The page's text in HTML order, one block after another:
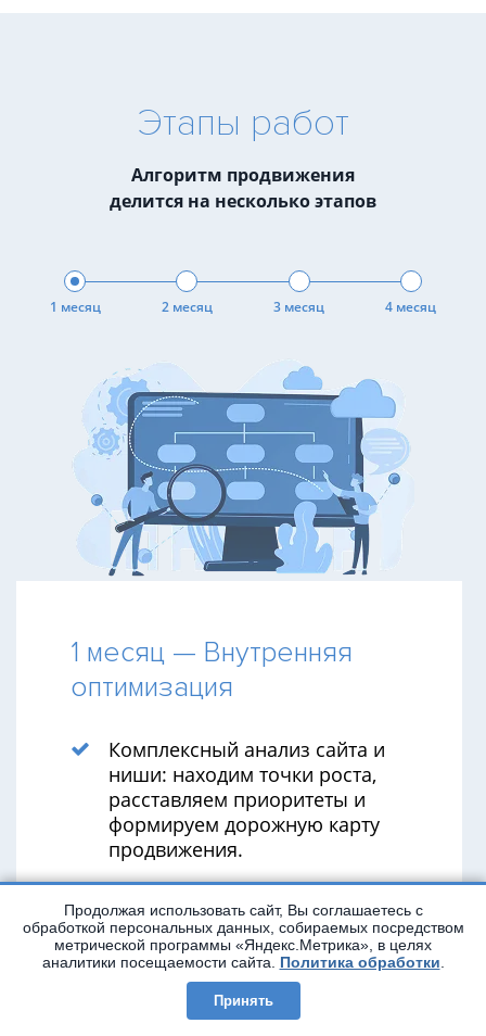
Этапы работ
Алгоритм продвижения
делится на несколько этапов
1 месяц 2 месяц 3 месяц 4 месяц
1 месяц — Внутренняя
оптимизация
Комплексный анализ сайта и
ниши: находим точки роста,
расставляем приоритеты и
формируем дорожную карту
продвижения.
Технический аудит:
настраиваем счётчики
аналитики, проверяем
региональную привязку,
исправляем технические
ошибки и проблемы с
Продолжая использовать сайт, Вы соглашаетесь с
обработкой персональных данных, собираемых посредством
метрической программы «Яндекс.Метрика», в целях
аналитики посещаемости сайта. Политика обработки
Принять